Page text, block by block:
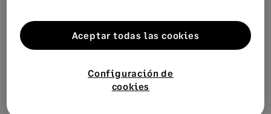
Podemosprogramar a qué hora
queremos que se
encienda la calefacción o el aire acondicionado para
programar o activar un
Configuración de
cookies
Aceptar todas las cookies